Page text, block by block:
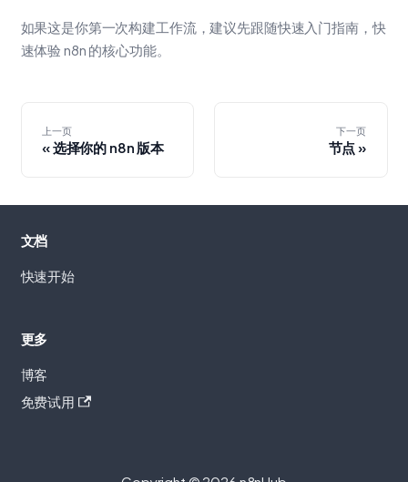
如果这是你第一次构建工作流，建议先跟随快速入门指南，快
速体验 n8n 的核心功能。
上一页
选择你的 n8n 版本
下一页
节点
文档
快速开始
更多
博客
免费试用